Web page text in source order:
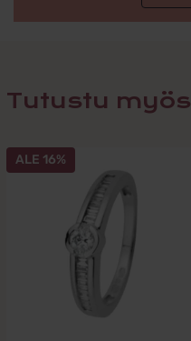
Tutustu myös
ALE 16%